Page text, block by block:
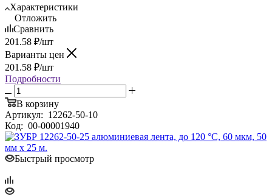
Характеристики
Отложить
Сравнить
201.58 ₽/шт
Варианты цен
201.58 ₽/шт
Подробности
В корзину
Артикул: 12262-50-10
Код: 00-00001940
Быстрый просмотр